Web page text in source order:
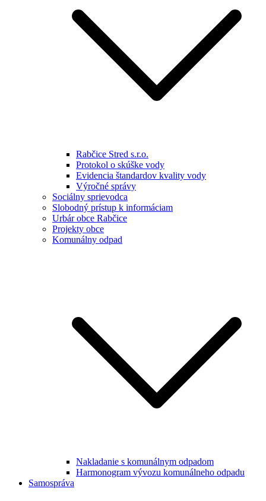
Rabčice Stred s.r.o.
Protokol o skúške vody
Evidencia štandardov kvality vody
Výročné správy
Sociálny sprievodca
Slobodný prístup k informáciam
Urbár obce Rabčice
Projekty obce
Komunálny odpad
Nakladanie s komunálnym odpadom
Harmonogram vývozu komunálneho odpadu
Samospráva